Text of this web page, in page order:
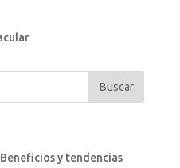
y tendencias